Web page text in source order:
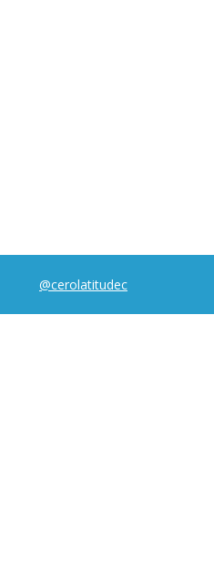
@cerolatitudec